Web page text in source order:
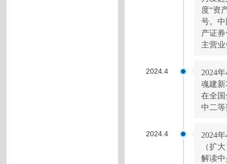
度“资
号。
产证
主营
2024.4
2024
魂建
在全
中二
2024.4
2024
（扩
解读